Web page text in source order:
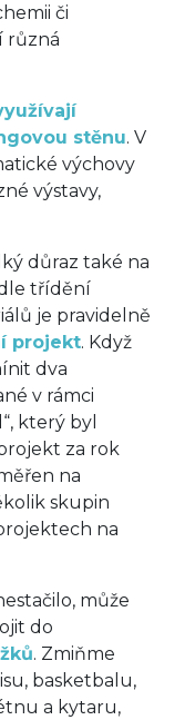
či
různá
stěnu. V
výchovy
výstavy,
důraz také na
třídění
je pravidelně
projekt. Když
dva
v rámci
který byl
za rok
na
skupin
na
může
do
. Zmiňme
basketbalu,
a kytaru,